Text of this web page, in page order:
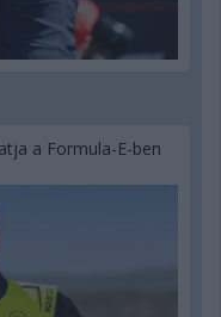
a Formula-E-ben